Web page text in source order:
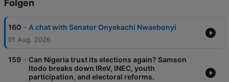
Folgen
160 - A chat with Senator Onyekachi Nwaebonyi
01 Aug. 2026
159 - Can Nigeria trust its elections again? Samson
Itodo breaks down IReV, INEC, youth
participation, and electoral reforms.